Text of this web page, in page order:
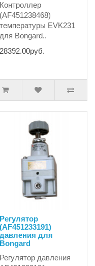
Контроллер
(AF451238468)
температуры EVK231
для Bongard..
28392.00руб.
Регулятор
(AF451233191)
давления для
Bongard
Регулятор давления